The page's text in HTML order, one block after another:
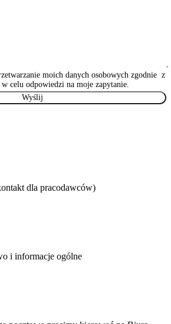
moich danych osobowych zgodnie z
w celu odpowiedzi na moje zapytanie.
dla pracodawców)
i informacje ogólne